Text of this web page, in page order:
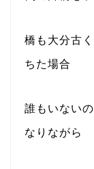
橋も大分古
ちた場合
誰もいない
なりながら